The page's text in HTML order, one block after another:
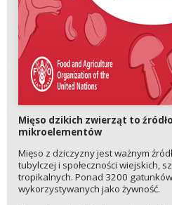
Mięso dzikich zwierząt to
mikroelementów
Mięso z dziczyzny jest ważnym
tubylczej i społeczności wiejskich,
tropikalnych. Ponad 3200
wykorzystywanych jako żywność.